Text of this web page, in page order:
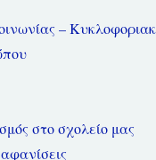
–
στο σχολείο μας